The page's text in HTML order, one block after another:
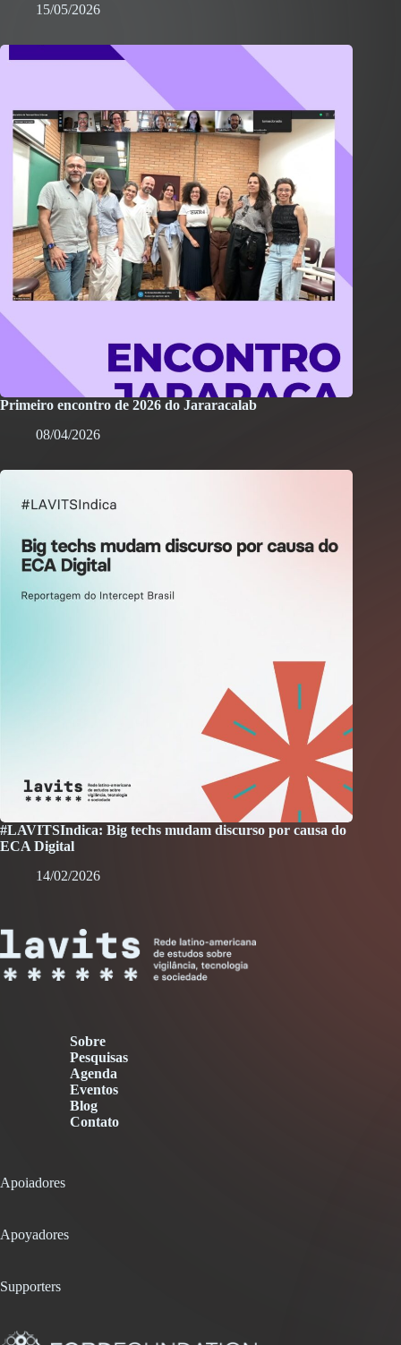
15/05/2026
Primeiro encontro de 2026 do Jararacalab
08/04/2026
#LAVITSIndica: Big techs mudam discurso por causa do
ECA Digital
14/02/2026
Sobre
Pesquisas
Agenda
Eventos
Blog
Contato
Apoiadores
Apoyadores
Supporters